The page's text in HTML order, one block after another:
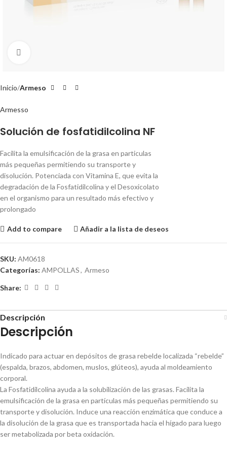
Inicio Armeso
Armesso
Solución de fosfatidilcolina NF
Facilita la emulsificación de la grasa en particulas
más pequeñas permitiendo su transporte y
disolución. Potenciada con Vitamina E, que evita la
degradación de la Fosfatidilcolina y el Desoxicolato
en el organismo para un resultado más efectivo y
prolongado
Add to compare Añadir a la lista de deseos
SKU: AM0618
Categorías: AMPOLLAS, Armeso
Share:
Descripción
Descripción
Indicado para actuar en depósitos de grasa rebelde localizada “rebelde”
(espalda, brazos, abdomen, muslos, glúteos), ayuda al moldeamiento
corporal.
La Fosfatidilcolina ayuda a la solubilización de las grasas. Facilita la
emulsificación de la grasa en partículas más pequeñas permitiendo su
transporte y disolución. Induce una reacción enzimática que conduce a
la disolución de la grasa que es transportada hacia el hígado para luego
ser metabolizada por beta oxidación.